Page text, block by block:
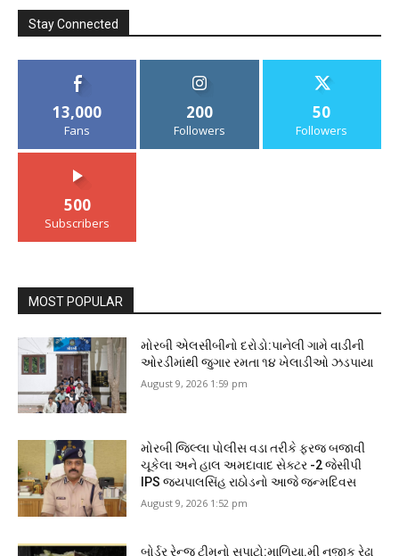
Stay Connected
13,000
Fans
200
Followers
50
Followers
500
Subscribers
MOST POPULAR
મોરબી એલસીબીનો દરોડો:પાનેલી ગામે વાડીની
ઓરડીમાંથી જુગાર રમતા ૧૪ ખેલાડીઓ ઝડપાયા
August 9, 2026 1:59 pm
મોરબી જિલ્લા પોલીસ વડા તરીકે ફરજ બજાવી
ચૂકેલા અને હાલ અમદાવાદ સેક્ટર -2 જેસીપી
IPS જયપાલસિંહ રાઠોડનો આજે જન્મદિવસ
August 9, 2026 1:52 pm
બોર્ડર રેન્જ ટીમનો સપાટો:માળિયા.મી નજીક રેઢા